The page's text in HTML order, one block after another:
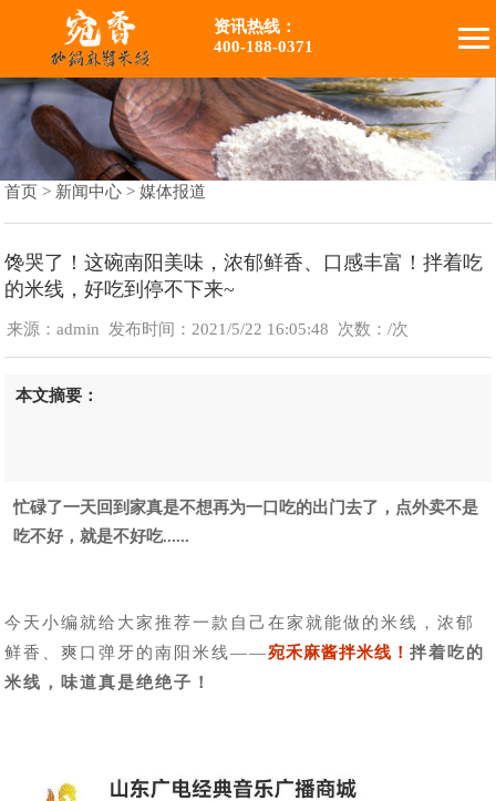
资讯热线：
400-188-0371
首页 > 新闻中心 >媒体报道
馋哭了！这碗南阳美味，浓郁鲜香、口感丰富！拌着吃
的米线，好吃到停不下来~
来源：admin 发布时间：2021/5/22 16:05:48 次数：/次
本文摘要：
忙碌了一天回到家真是不想再为一口吃的出门去了，点外卖不是
吃不好，就是不好吃......
今天小编就给大家推荐一款自己在家就能做的米线，浓郁
鲜香、爽口弹牙的南阳米线——宛禾麻酱拌米线！拌着吃的
米线，味道真是绝绝子！